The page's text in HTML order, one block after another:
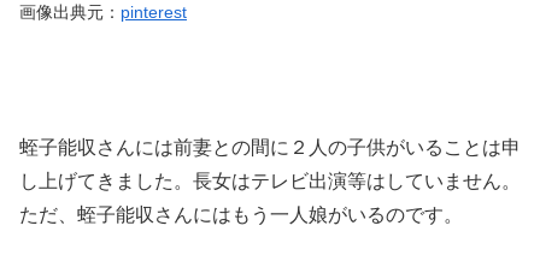
画像出典元： pinterest
蛭子能収さんには前妻との間に２人の子供がいることは申
し上げてきました。長女はテレビ出演等はしていません。
ただ、蛭子能収さんにはもう一人娘がいるのです。